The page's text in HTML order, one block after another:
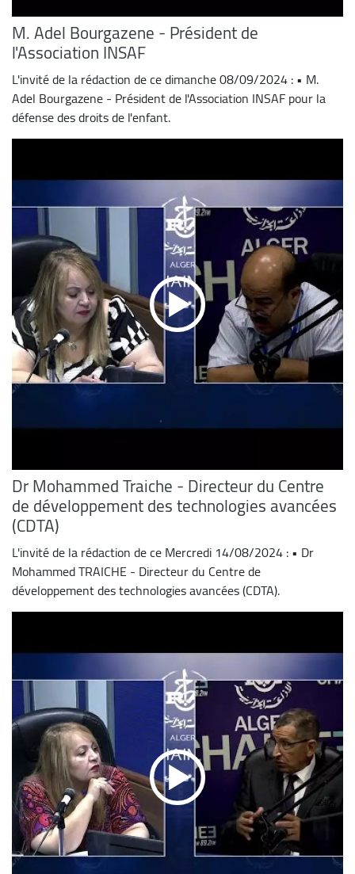
M. Adel Bourgazene - Président de
l'Association INSAF
L'invité de la rédaction de ce dimanche 08/09/2024 : • M.
Adel Bourgazene - Président de l'Association INSAF pour la
défense des droits de l'enfant.
Dr Mohammed Traiche - Directeur du Centre
de développement des technologies avancées
(CDTA)
L'invité de la rédaction de ce Mercredi 14/08/2024 : • Dr
Mohammed TRAICHE - Directeur du Centre de
développement des technologies avancées (CDTA).